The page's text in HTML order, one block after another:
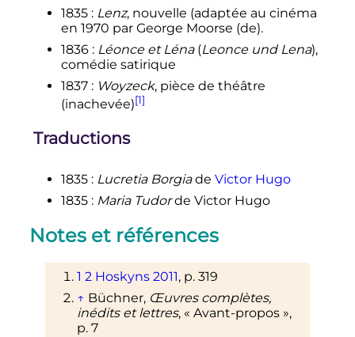
1835 : Lenz, nouvelle (adaptée au cinéma
en 1970 par George Moorse (de).
1836 : Léonce et Léna(Leonce und Lena),
comédie satirique
1837 : Woyzeck, pièce de théâtre
(inachevée)[1]
Traductions
1835 : Lucretia Borgiade Victor Hugo
1835 : Maria Tudorde Victor Hugo
Notes et références
1 2 Hoskyns 2011, p. 319
↑ Büchner, Œuvres complètes,
inédits et lettres, « Avant-propos »,
p. 7